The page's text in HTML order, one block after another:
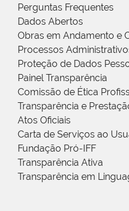
Perguntas Frequentes
Dados Abertos
Obras em Andamento e
Processos
Proteção de Dados
Painel Transparência
Comissão de Ética
Transparência e
Atos Oficiais
Carta de Serviços ao
Fundação Pró-IFF
Transparência Ativa
Transparência em